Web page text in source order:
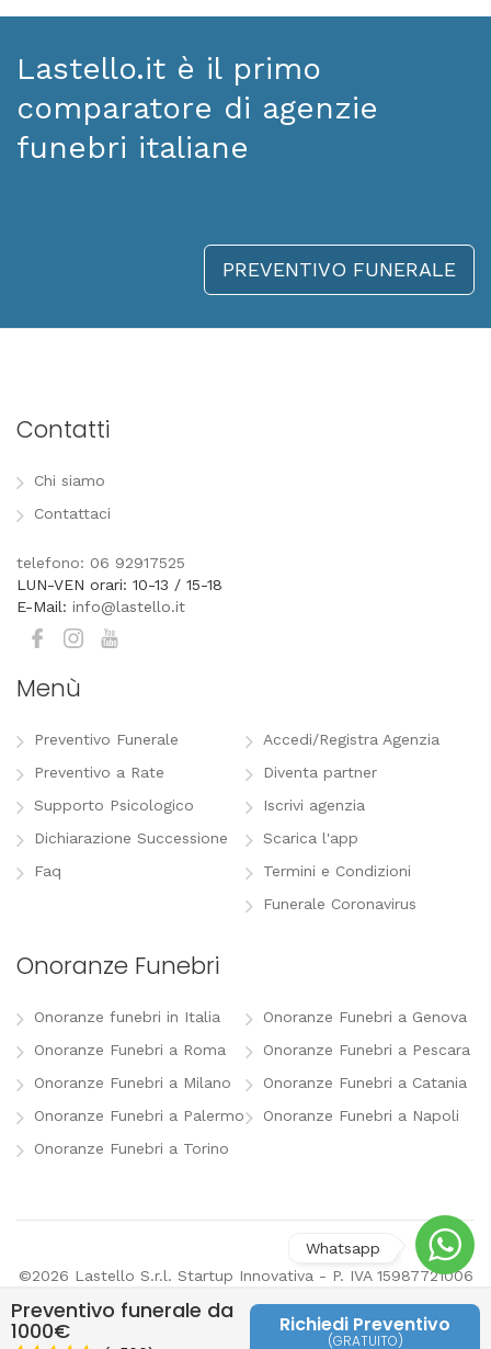
Lastello.it è il primo
comparatore di agenzie
funebri italiane
PREVENTIVO FUNERALE
Contatti
Chi siamo
Contattaci
telefono: 06 92917525
LUN-VEN orari: 10-13 / 15-18
E-Mail: info@lastello.it
Menù
Preventivo Funerale
Preventivo a Rate
Supporto Psicologico
Dichiarazione Successione
Faq
Accedi/Registra Agenzia
Diventa partner
Iscrivi agenzia
Scarica l'app
Termini e Condizioni
Funerale Coronavirus
Onoranze Funebri
Onoranze funebri in Italia
Onoranze Funebri a Roma
Onoranze Funebri a Milano
Onoranze Funebri a Palermo
Onoranze Funebri a Torino
Onoranze Funebri a Genova
Onoranze Funebri a Pescara
Onoranze Funebri a Catania
Onoranze Funebri a Napoli
©2026 Lastello S.r.l. Startup Innovativa - P. IVA 15987721006
preferenze pubblicitarie
Preventivo funerale da
1000€ Richiedi Preventivo
(GRATUITO)